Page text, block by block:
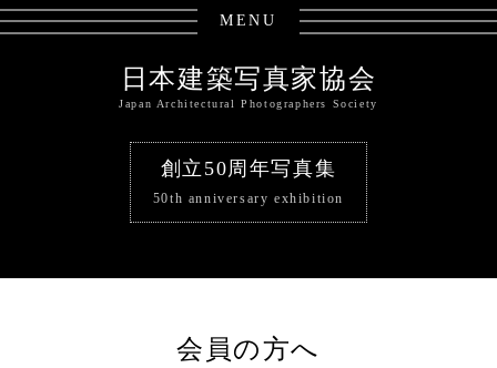
MENU
日本建築写真家協会
Japan Architectural Photographers Society
創立50周年写真集
50th anniversary exhibition
会員の方へ